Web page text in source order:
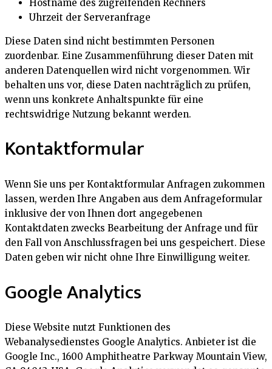
Hostname des zugreifenden Rechners
Uhrzeit der Serveranfrage
Diese Daten sind nicht bestimmten Personen
zuordenbar. Eine Zusammenführung dieser Daten mit
anderen Datenquellen wird nicht vorgenommen. Wir
behalten uns vor, diese Daten nachträglich zu prüfen,
wenn uns konkrete Anhaltspunkte für eine
rechtswidrige Nutzung bekannt werden.
Kontaktformular
Wenn Sie uns per Kontaktformular Anfragen zukommen
lassen, werden Ihre Angaben aus dem Anfrageformular
inklusive der von Ihnen dort angegebenen
Kontaktdaten zwecks Bearbeitung der Anfrage und für
den Fall von Anschlussfragen bei uns gespeichert. Diese
Daten geben wir nicht ohne Ihre Einwilligung weiter.
Google Analytics
Diese Website nutzt Funktionen des
Webanalysedienstes Google Analytics. Anbieter ist die
Google Inc., 1600 Amphitheatre Parkway Mountain View,